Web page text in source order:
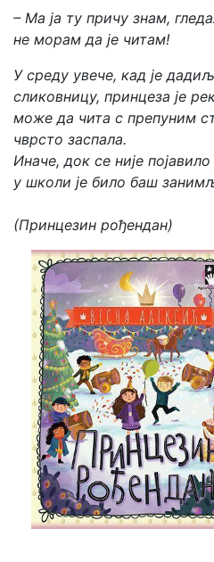
– Ма ја ту причу знам,
не морам да је читам!
У среду увече, кад је
сликовницу, принцеза је
може да чита с препуним
чврсто заспала.
Иначе, док се није
у школи је било баш
(Принцезин рођендан)